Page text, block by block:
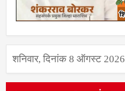
शनिवार, दिनांक 8 ऑगस्ट 2026